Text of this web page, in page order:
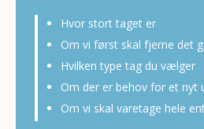
​Hvor stort taget er
​Om vi først skal fjerne det
​Hvilken type tag du vælger
​Om der er behov for et nyt
​Om vi skal varetage hele